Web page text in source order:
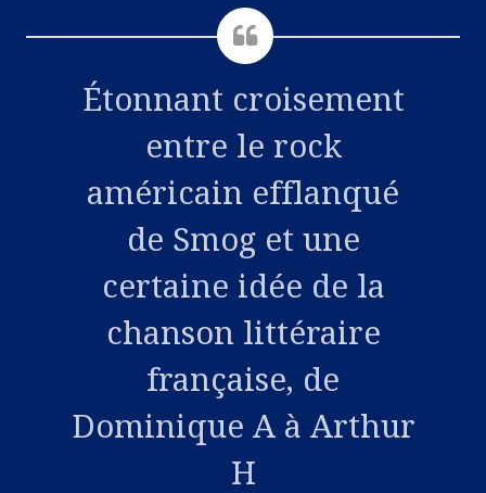
Étonnant croisement
entre le rock
américain efflanqué
de Smog et une
certaine idée de la
chanson littéraire
française, de
Dominique A à Arthur
H